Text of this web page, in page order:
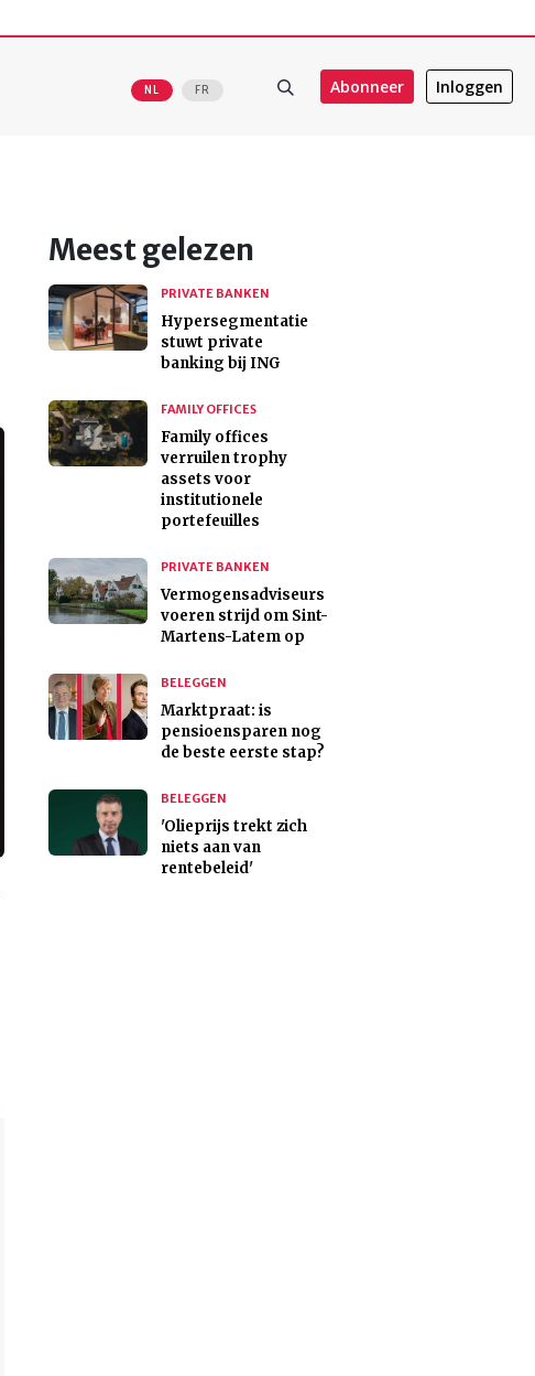
NL FR Abonneer Inloggen
Meest gelezen
PRIVATE BANKEN
Hypersegmentatie
stuwt private
banking bij ING
FAMILY OFFICES
Family offices
verruilen trophy
assets voor
institutionele
portefeuilles
PRIVATE BANKEN
Vermogensadviseurs
voeren strijd om Sint-
Martens-Latem op
BELEGGEN
Marktpraat: is
pensioensparen nog
de beste eerste stap?
BELEGGEN
'Olieprijs trekt zich
niets aan van
rentebeleid'